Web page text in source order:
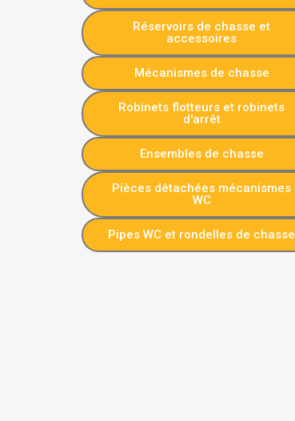
Réservoirs de chasse et
accessoires
Mécanismes de chasse
Robinets flotteurs et robinets
d'arrêt
Ensembles de chasse
Pièces détachées mécanismes
WC
Pipes WC et rondelles de chasse